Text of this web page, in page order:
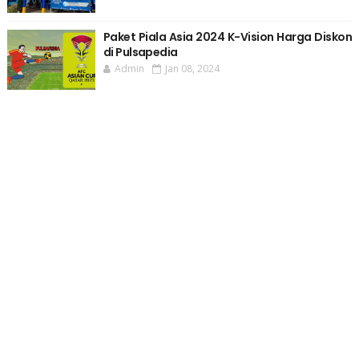
Paket Piala Asia 2024 K-Vision Harga Diskon
di Pulsapedia
Admin Jan 08, 2024